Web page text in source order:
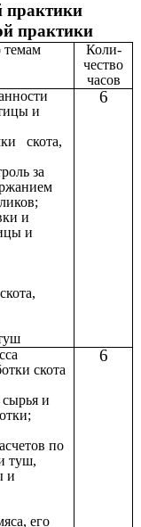
практики
практики
темам
Коли-
чество
часов
и
скота,
за
и
и
6
скота
сырья и
по
туш,
и
его
6